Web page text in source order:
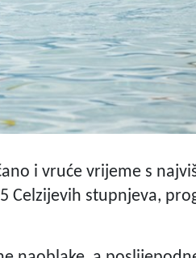
i vruće vrijeme s
stupnjeva,